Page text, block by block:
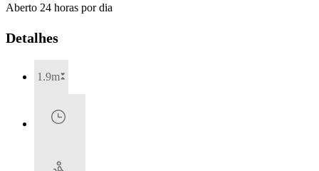
Aberto 24 horas por dia
Detalhes
1.9m